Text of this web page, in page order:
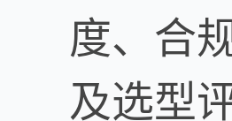
度、合
及选型